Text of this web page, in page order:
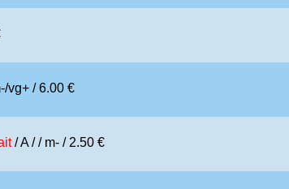
vg+ / 6.00 €
/ A // m- / 2.50 €